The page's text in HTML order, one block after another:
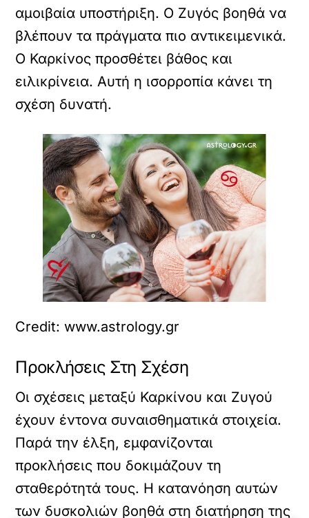
αμοιβαία υποστήριξη. Ο Ζυγός βοηθά να
βλέπουν τα πράγματα πιο αντικειμενικά.
Ο Καρκίνος προσθέτει βάθος και
ειλικρίνεια. Αυτή η ισορροπία κάνει τη
σχέση δυνατή.
Credit: www.astrology.gr
Προκλήσεις Στη Σχέση
Οι σχέσεις μεταξύ Καρκίνου και Ζυγού
έχουν έντονα συναισθηματικά στοιχεία.
Παρά την έλξη, εμφανίζονται
προκλήσεις που δοκιμάζουν τη
σταθερότητά τους. Η κατανόηση αυτών
των δυσκολιών βοηθά στη διατήρηση της